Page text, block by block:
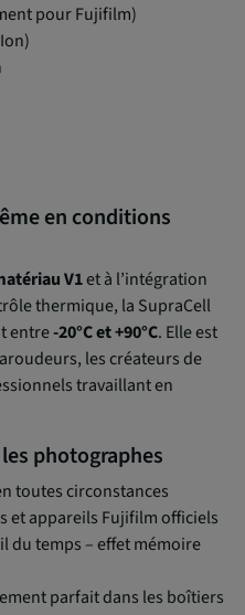
pour Fujifilm)
en conditions
V1et à l’intégration
thermique, la SupraCell
entre-20°C et +90°C. Elle est
les créateurs de
travaillant en
photographes
toutes circonstances
et appareils Fujifilm officiels
du temps – effet mémoire
parfait dans les boîtiers